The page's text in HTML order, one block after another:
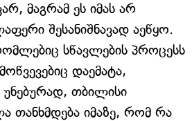
მაგრამ ეს იმას არ
შესანიშნავად აეწყო.
სწავლების პროცესს
დაემატა,
თბილისი
თანხმდება იმაზე, რომ რა